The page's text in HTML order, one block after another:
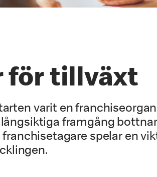
för tillväxt
varit en
framgång
spelar en